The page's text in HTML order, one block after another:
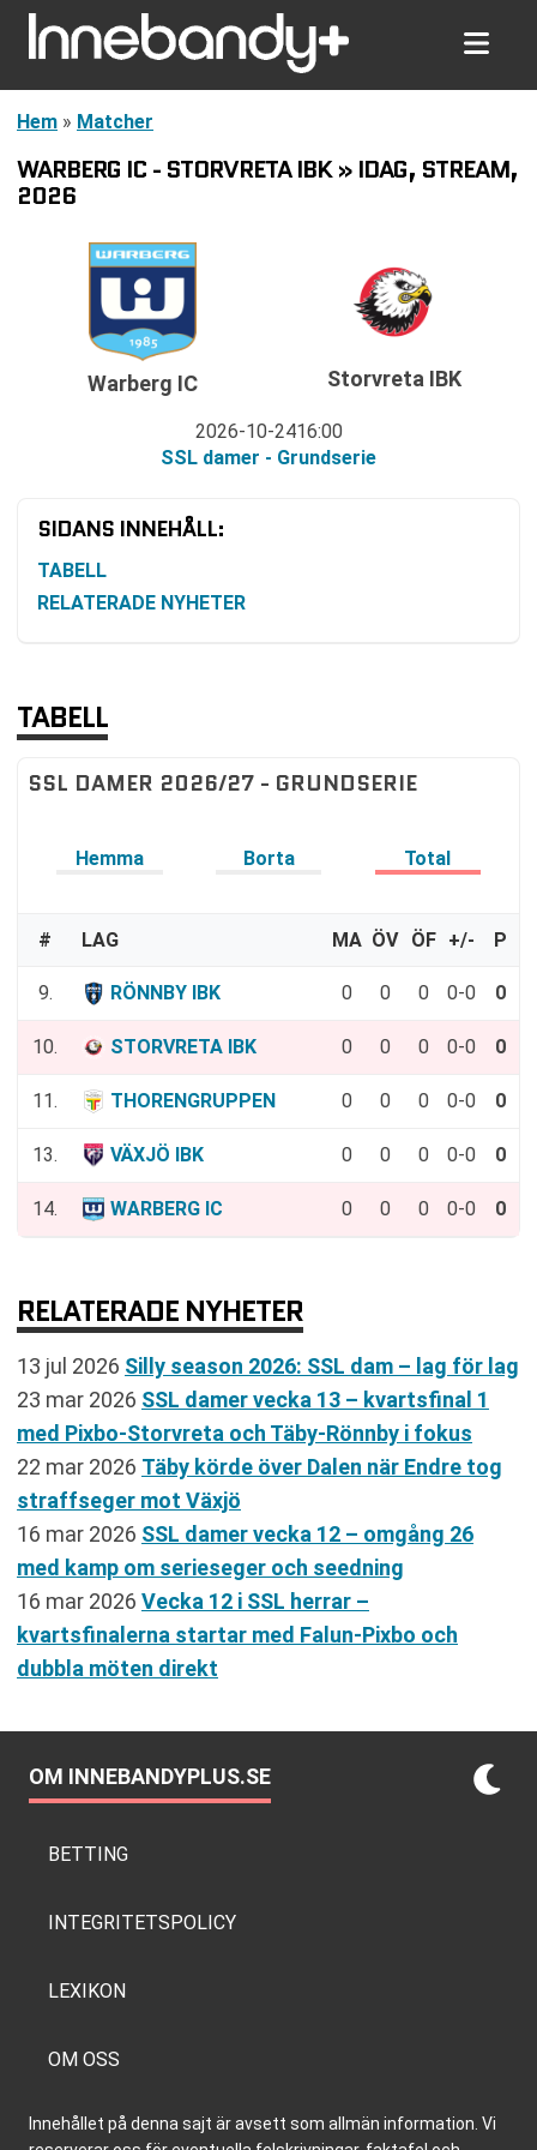
Hem » Matcher
WARBERG IC - STORVRETA IBK » IDAG, STREAM,
2026
Warberg IC
2026-10-2416:00
SSL damer - Grundserie
Storvreta IBK
SIDANS INNEHÅLL:
TABELL
RELATERADE NYHETER
TABELL
SSL DAMER 2026/27 - GRUNDSERIE
Hemma Borta Total
# LAG MA ÖV ÖF +/- P
9. RÖNNBY IBK 0 0 0 0-0 0
10. STORVRETA IBK 0 0 0 0-0 0
11. THORENGRUPPEN 0 0 0 0-0 0
13. VÄXJÖ IBK 0 0 0 0-0 0
14. WARBERG IC 0 0 0 0-0 0
RELATERADE NYHETER
13 jul 2026 Silly season 2026: SSL dam – lag för lag
23 mar 2026 SSL damer vecka 13 – kvartsfinal 1
med Pixbo-Storvreta och Täby-Rönnby i fokus
22 mar 2026 Täby körde över Dalen när Endre tog
straffseger mot Växjö
16 mar 2026 SSL damer vecka 12 – omgång 26
med kamp om serieseger och seedning
16 mar 2026 Vecka 12 i SSL herrar –
kvartsfinalerna startar med Falun-Pixbo och
dubbla möten direkt
OM INNEBANDYPLUS.SE
BETTING
INTEGRITETSPOLICY
LEXIKON
OM OSS
Innehållet på denna sajt är avsett som allmän information. Vi